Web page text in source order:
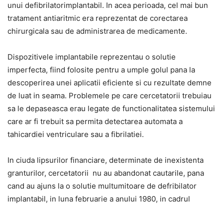
unui defibrilatorimplantabil. In acea perioada, cel mai bun
tratament antiaritmic era reprezentat de corectarea
chirurgicala sau de administrarea de medicamente.
Dispozitivele implantabile reprezentau o solutie
imperfecta, fiind folosite pentru a umple golul pana la
descoperirea unei aplicatii eficiente si cu rezultate demne
de luat in seama. Problemele pe care cercetatorii trebuiau
sa le depaseasca erau legate de functionalitatea sistemului
care ar fi trebuit sa permita detectarea automata a
tahicardiei ventriculare sau a fibrilatiei.
In ciuda lipsurilor financiare, determinate de inexistenta
granturilor, cercetatorii nu au abandonat cautarile, pana
cand au ajuns la o solutie multumitoare de defribilator
implantabil, in luna februarie a anului 1980, in cadrul